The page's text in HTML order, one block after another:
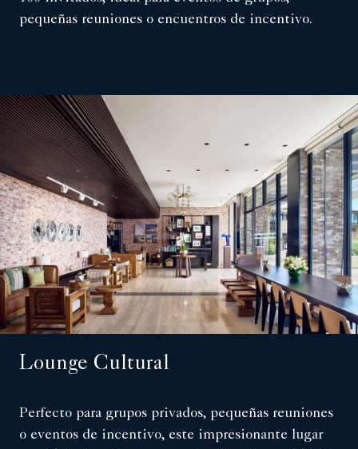
pequeñas reuniones o encuentros de incentivo.
Lounge Cultural
Perfecto para grupos privados, pequeñas reuniones
o eventos de incentivo, este impresionante lugar